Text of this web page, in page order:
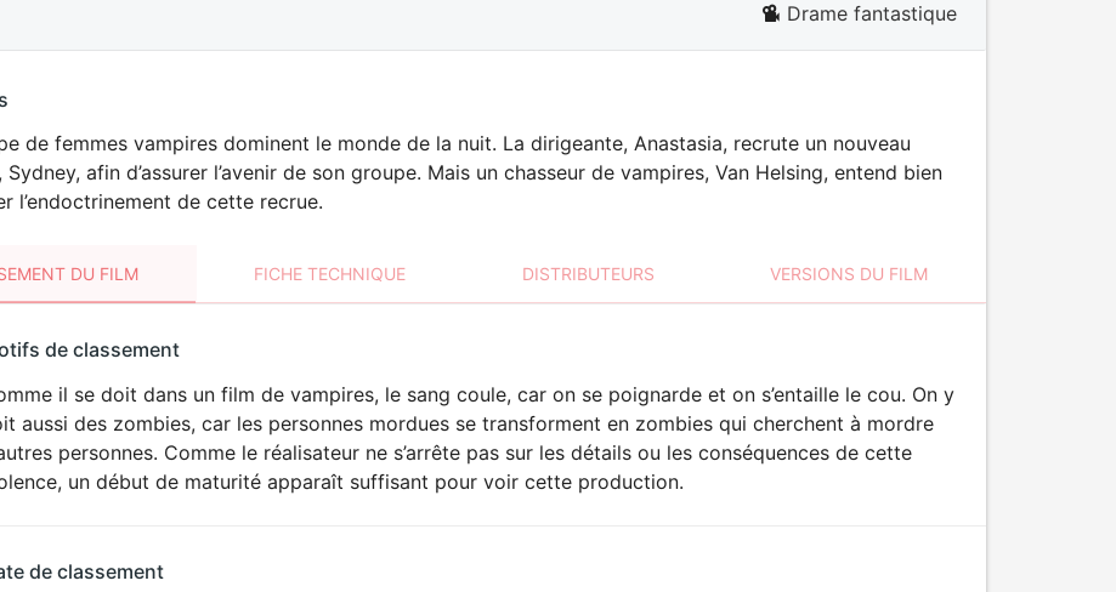
Drame fantastique
de femmes vampires dominent le monde de la nuit. La dirigeante, Anastasia, recrute un nouveau
Sydney, afin d’assurer l’avenir de son groupe. Mais un chasseur de vampires, Van Helsing, entend bien
l’endoctrinement de cette recrue.
DU FILM FICHE TECHNIQUE DISTRIBUTEURS VERSIONS DU FILM
HORREUR
de classement
il se doit dans un film de vampires, le sang coule, car on se poignarde et on s’entaille le cou. On y
aussi des zombies, car les personnes mordues se transforment en zombies qui cherchent à mordre
personnes. Comme le réalisateur ne s’arrête pas sur les détails ou les conséquences de cette
un début de maturité apparaît suffisant pour voir cette production.
de classement